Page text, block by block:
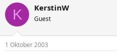
K KerstinW
Guest
1 Oktober 2003